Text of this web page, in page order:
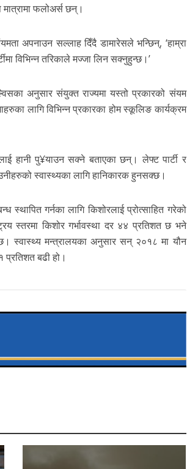
फलोअर्स छन्।
अपनाउन सल्लाह दिँदै डामारेसले भन्छिन्, ‘हाम्रा
विभिन्न तरिकाले मज्जा लिन सक्नुहुन्छ।’
अनुसार संयुक्त राज्यमा यस्तो प्रकारको संयम
लागि विभिन्न प्रकारका होम स्कूलिङ कार्यक्रम
हानी पु¥याउन सक्ने बताएका छन्। लेफ्ट पार्टी र
स्वास्थ्यका लागि हानिकारक हुनसक्छ।
स्थापित गर्नका लागि किशोरलाई प्रोत्साहित गरेको
स्तरमा किशोर गर्भावस्था दर ४४ प्रतिशत छ भने
स्वास्थ्य मन्त्रालयका अनुसार सन् २०१८ मा यौन
बढी हो।